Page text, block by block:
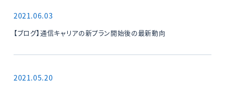
2021.06.03
【ブログ】通信キャリアの新プラン開始後の最新動向
2021.05.20